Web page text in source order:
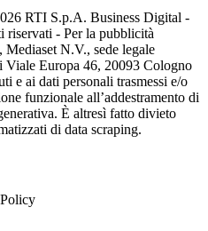
RTI S.p.A. Business Digital -
riservati - Per la pubblicità
N.V., sede legale
Europa 46, 20093 Cologno
e ai dati personali trasmessi e/o
funzionale all’addestramento di
È altresì fatto divieto
di data scraping.